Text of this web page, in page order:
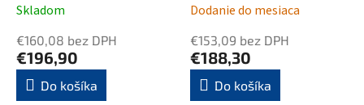
Skladom
€160,08 bez DPH
€196,90
Do košíka
Dodanie do mesiaca
€153,09 bez DPH
€188,30
Do košíka